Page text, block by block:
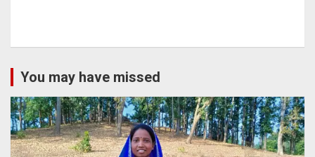
You may have missed